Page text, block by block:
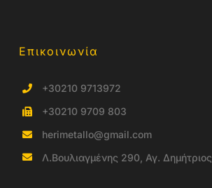
Επικοινωνία
+30210 9713972
+30210 9709 803
herimetallo@gmail.com
Λ.Βουλιαγμένης 290, Αγ. Δημήτριος